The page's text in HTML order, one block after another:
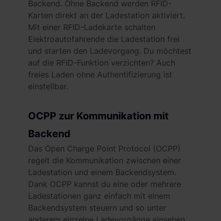
Verwendung unserer Website an unsere Partner für
soziale Medien, Werbung und Analysen weiter. Unsere
Partner führen diese Informationen möglicherweise mit
weiteren Daten zusammen, die du ihnen bereitgestellt
hast oder die sie im Rahmen deiner Nutzung der Dienste
gesammelt haben. Weitere Informationen findest du in
unserer
Datenschutzerklärung
Backend. Ohne Backend werden RFID-
Karten direkt an der Ladestation aktiviert.
Mit einer RFID-Ladekarte schalten
Elektroautofahrende die Ladestation frei
und starten den Ladevorgang. Du möchtest
auf die RFID-Funktion verzichten? Auch
freies Laden ohne Authentifizierung ist
einstellbar.
OCPP zur Kommunikation mit
Backend
Das Open Charge Point Protocol (OCPP)
regelt die Kommunikation zwischen einer
Ladestation und einem Backendsystem.
Dank OCPP kannst du eine oder mehrere
Ladestationen ganz einfach mit einem
Backendsystem steuern und so unter